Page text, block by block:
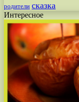
родители сказка
Интересное